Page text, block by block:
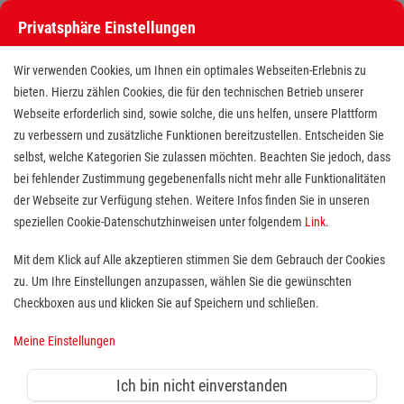
Stellenangebote bei den Maltesern
Stellenangebote bei den Maltesern
Finde deutschlandweit offene Stellen bei einem der größten
Arbeitgeber im Gesundheits- und Sozialwesen in Vollzeit,
Teilzeit, als Minijob, Trainee oder FSJ!
Suche
Jobs suchen
Privatsphäre Einstellungen
Wir verwenden Cookies, um Ihnen ein optimales Webseiten-Erlebnis zu
bieten. Hierzu zählen Cookies, die für den technischen Betrieb unserer
Webseite erforderlich sind, sowie solche, die uns helfen, unsere Plattform
zu verbessern und zusätzliche Funktionen bereitzustellen. Entscheiden Sie
selbst, welche Kategorien Sie zulassen möchten. Beachten Sie jedoch, dass
bei fehlender Zustimmung gegebenenfalls nicht mehr alle Funktionalitäten
der Webseite zur Verfügung stehen. Weitere Infos finden Sie in unseren
speziellen Cookie-Datenschutzhinweisen unter folgendem Link.
Mit dem Klick auf Alle akzeptieren stimmen Sie dem Gebrauch der Cookies
zu. Um Ihre Einstellungen anzupassen, wählen Sie die gewünschten
Checkboxen aus und klicken Sie auf Speichern und schließen.
Meine Einstellungen
Ich bin nicht einverstanden